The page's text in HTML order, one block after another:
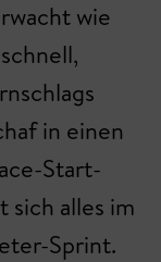
wie
in einen
Start-
sich alles im
Sprint.